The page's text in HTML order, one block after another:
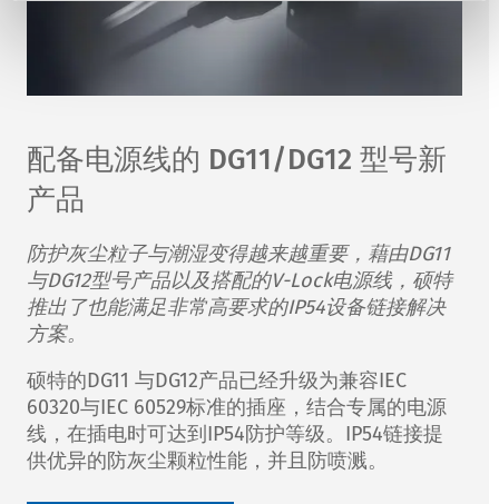
配备电源线的 DG11/DG12 型号新
产品
防护灰尘粒子与潮湿变得越来越重要，藉由DG11
与DG12型号产品以及搭配的V-Lock电源线，硕特
推出了也能满足非常高要求的IP54设备链接解决
方案。
硕特的DG11 与DG12产品已经升级为兼容IEC
60320与IEC 60529标准的插座，结合专属的电源
线，在插电时可达到IP54防护等级。IP54链接提
供优异的防灰尘颗粒性能，并且防喷溅。